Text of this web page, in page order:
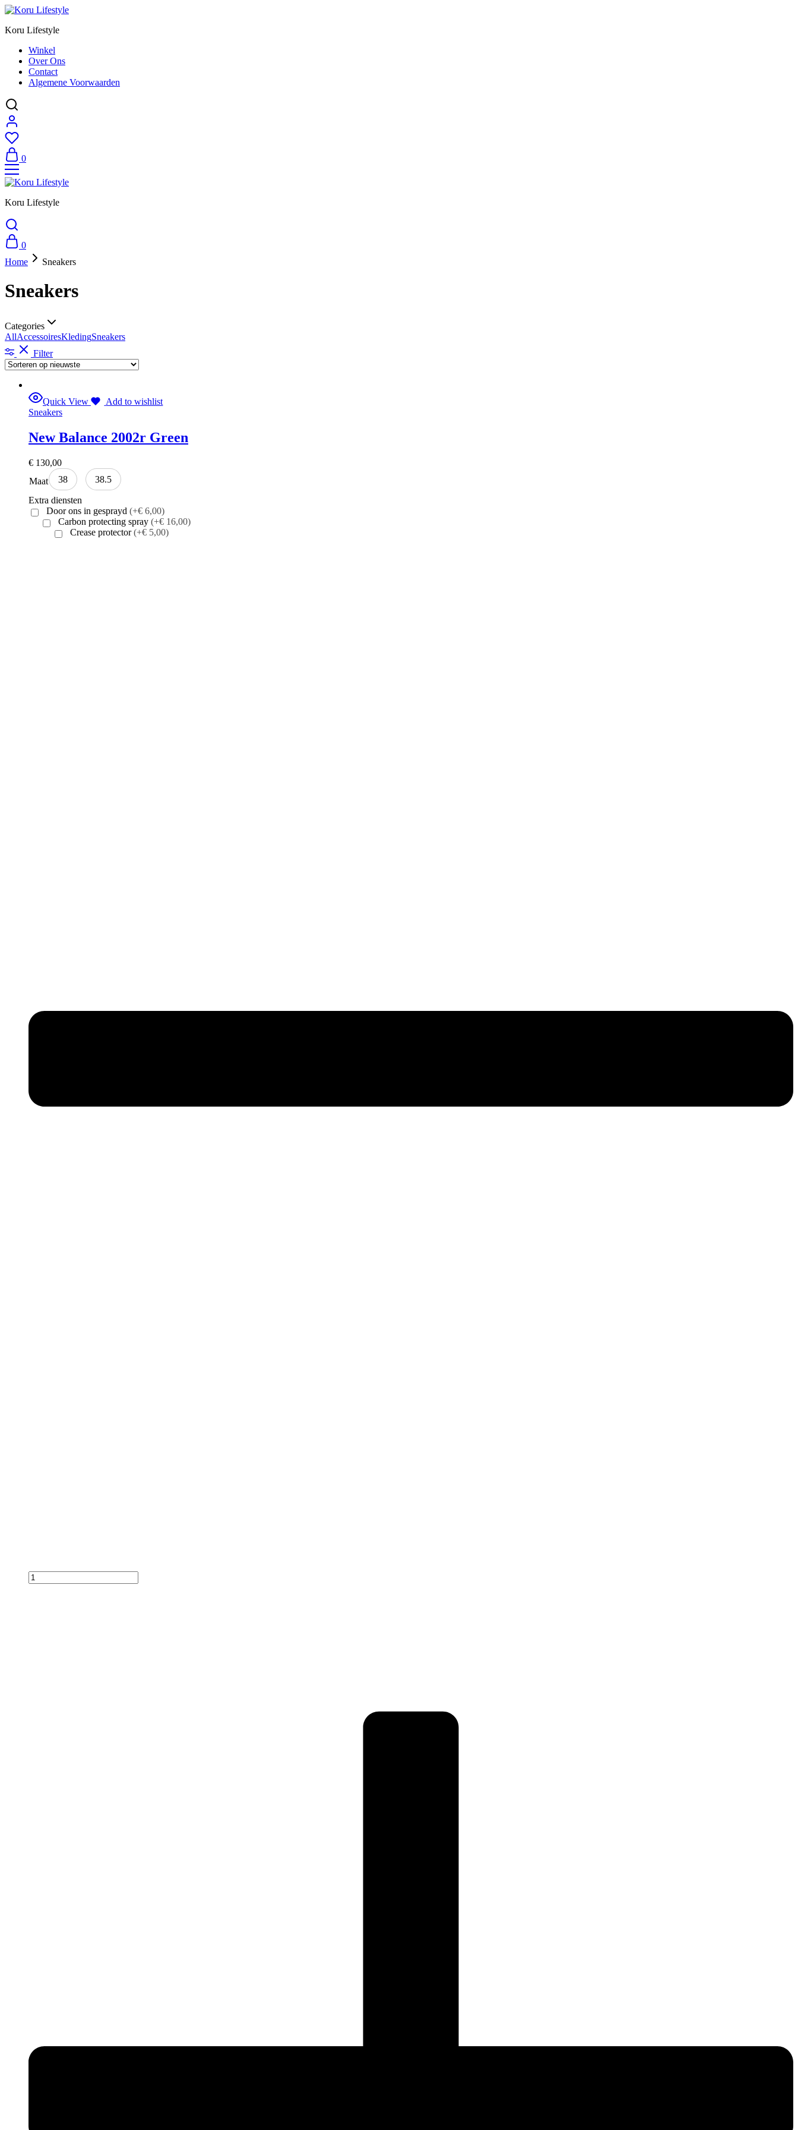
Koru Lifestyle
Winkel
Over Ons
Contact
Algemene Voorwaarden
0
Koru Lifestyle
0
Home
Sneakers
Sneakers
Categories
AllAccessoiresKledingSneakers
Filter
Quick View
Add to wishlist
Sneakers
New Balance 2002r Green
€ 130,00
Maat
38 38.5
Extra diensten
Door ons in gesprayd (+€ 6,00)
Carbon protecting spray (+€ 16,00)
Crease protector(+€ 5,00)